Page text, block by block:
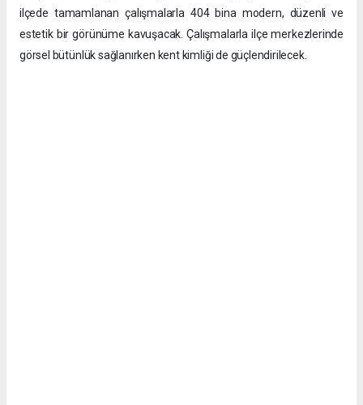
ilçede tamamlanan çalışmalarla 404 bina modern, düzenli ve
estetik bir görünüme kavuşacak. Çalışmalarla ilçe merkezlerinde
görsel bütünlük sağlanırken kent kimliği de güçlendirilecek.